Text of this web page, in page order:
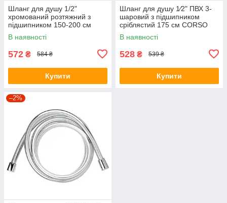
Шланг для душу 1/2"
хромований розтяжний з
підшипником 150-200 см
CORSO XB-4113 (9691910)
В наявності
572 ₴ 584 ₴
Купити
Шланг для душу 1⁄2" ПВХ 3-
шаровий з підшипником
сріблястий 175 см CORSO
XB-0136 (9691612)
В наявності
528 ₴ 539 ₴
Купити
–2%